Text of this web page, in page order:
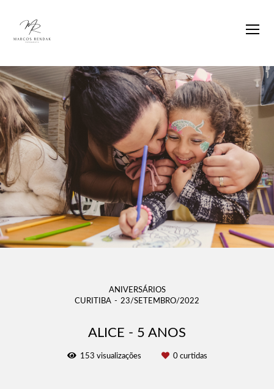
ANIVERSÁRIOS
CURITIBA
23/SETEMBRO/2022
ALICE - 5 ANOS
153 visualizações 0curtidas